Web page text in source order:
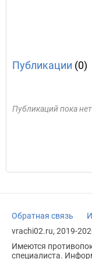
Публикации (0)
Публикаций пока нет
Обратная связь
vrachi02.ru, 2019-
Имеются
специалиста.